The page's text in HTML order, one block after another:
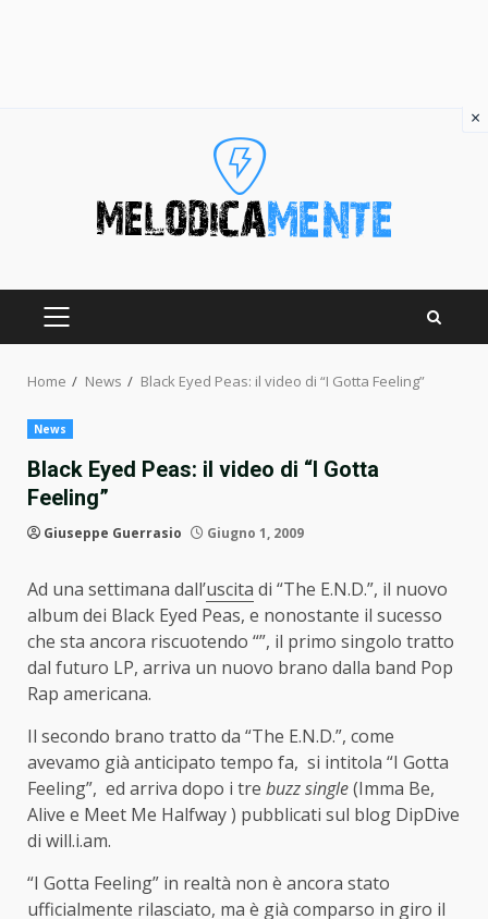
PRIMARY
Home News Black Eyed Peas: il video di “I Gotta Feeling”
News
Black Eyed Peas: il video di “I Gotta
Feeling”
Giuseppe Guerrasio Giugno 1, 2009
Ad una settimana dall’uscita di “The E.N.D.”, il nuovo
album dei Black Eyed Peas, e nonostante il sucesso
che sta ancora riscuotendo “”, il primo singolo tratto
dal futuro LP, arriva un nuovo brano dalla band Pop
Rap americana.
Il secondo brano tratto da “The E.N.D.”, come
avevamo già anticipato tempo fa, si intitola “I Gotta
Feeling”, ed arriva dopo i tre buzz single(Imma Be,
Alive e Meet Me Halfway ) pubblicati sul blog DipDive
di will.i.am.
“I Gotta Feeling” in realtà non è ancora stato
ufficialmente rilasciato, ma è già comparso in giro il
×